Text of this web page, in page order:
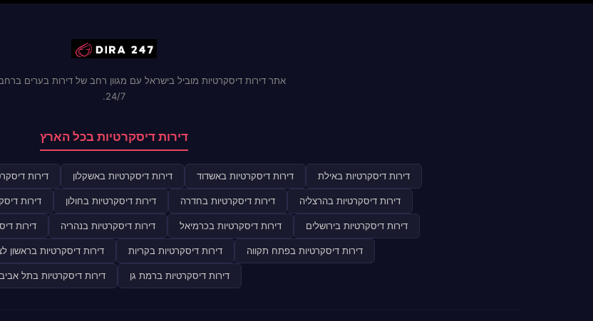
אתר דירות דיסקרטיות מוביל בישראל עם מגוון רחב של דירות בערים
24/7.
דירות דיסקרטיות בכל הארץ
דירות דיסקרטיות באילת דירות דיסקרטיות באשדוד דירות דיסקרטיות באשקלון דירות
דירות דיסקרטיות בהרצליה דירות דיסקרטיות בחדרה דירות דיסקרטיות בחולון דירות
דירות דיסקרטיות בירושלים דירות דיסקרטיות בכרמיאל דירות דיסקרטיות בנהריה דירות
דירות דיסקרטיות בפתח תקווה דירות דיסקרטיות בקריות דירות דיסקרטיות בראשון
דירות דיסקרטיות ברמת גן דירות דיסקרטיות בתל אביב